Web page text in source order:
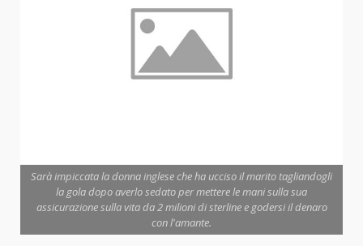
Sarà impiccata la donna inglese che ha ucciso il marito tagliandogli
la gola dopo averlo sedato per mettere le mani sulla sua
assicurazione sulla vita da 2 milioni di sterline e godersi il denaro
con l'amante.